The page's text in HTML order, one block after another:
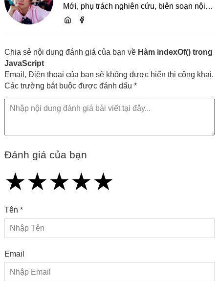
Mới, phụ trách nghiên cứu, biên soạn nội
dung và chia sẻ kiến thức về website, SEO,
Chia sẻ nội dung đánh giá của bạn về Hàm indexOf() trong
JavaScript
Email, Điện thoại của bạn sẽ không được hiển thị công khai.
Các trường bắt buộc được đánh dấu *
Đánh giá của bạn
★
★★
★★★
★★★★
★★★★★
Tên *
Email